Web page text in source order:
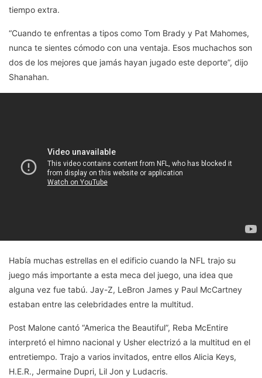
tiempo extra.
“Cuando te enfrentas a tipos como Tom Brady y Pat Mahomes,
nunca te sientes cómodo con una ventaja. Esos muchachos son
dos de los mejores que jamás hayan jugado este deporte”, dijo
Shanahan.
Había muchas estrellas en el edificio cuando la NFL trajo su
juego más importante a esta meca del juego, una idea que
alguna vez fue tabú. Jay-Z, LeBron James y Paul McCartney
estaban entre las celebridades entre la multitud.
Post Malone cantó “America the Beautiful”, Reba McEntire
interpretó el himno nacional y Usher electrizó a la multitud en el
entretiempo. Trajo a varios invitados, entre ellos Alicia Keys,
H.E.R., Jermaine Dupri, Lil Jon y Ludacris.